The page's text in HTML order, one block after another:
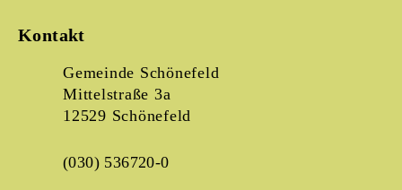
Kontakt
Gemeinde Schönefeld
Mittelstraße 3a
12529 Schönefeld
(030) 536720-0